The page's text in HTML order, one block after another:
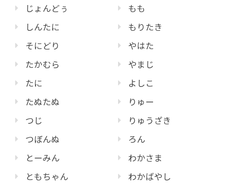
じょんどぅ
しんたに
そにどり
たかむら
たに
たぬたぬ
つじ
つぼんぬ
とーみん
ともちゃん
もも
もりたき
やはた
やまじ
よしこ
りゅー
りゅうざき
ろん
わかさま
わかばやし